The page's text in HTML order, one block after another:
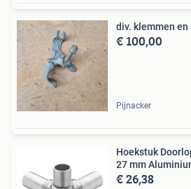
div. klemmen
€ 100,00
Pijnacker
Hoekstuk
27 mm
€ 26,38